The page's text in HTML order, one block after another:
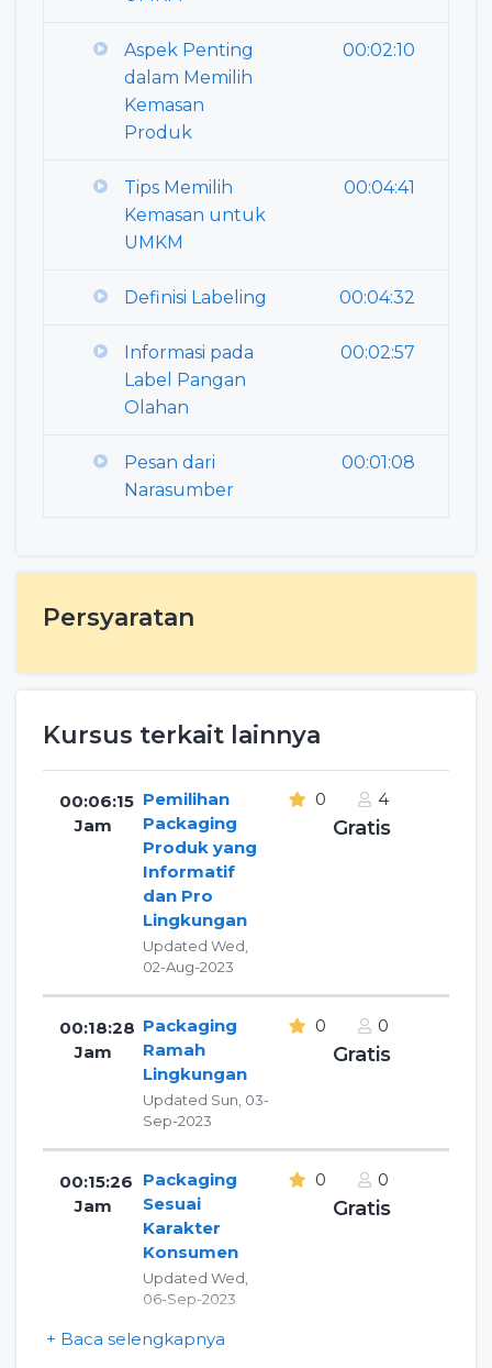
Aspek Penting
dalam Memilih
Kemasan
Produk
00:02:10
Tips Memilih
Kemasan untuk
UMKM
00:04:41
Definisi Labeling 00:04:32
Informasi pada
Label Pangan
Olahan
00:02:57
Pesan dari
Narasumber
00:01:08
Persyaratan
+ Baca selengkapnya
Kursus terkait lainnya
00:06:15
Jam
Pemilihan
Packaging
Produk yang
Informatif
dan Pro
Lingkungan
Updated Wed,
02-Aug-2023
0 4
Gratis
00:18:28
Jam
Packaging
Ramah
Lingkungan
Updated Sun, 03-
Sep-2023
0 0
Gratis
00:15:26
Jam
Packaging
Sesuai
Karakter
Konsumen
Updated Wed,
06-Sep-2023
0 0
Gratis